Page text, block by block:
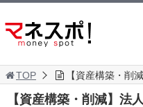
TOP 【資産構築・削
【資産構築・削減】法